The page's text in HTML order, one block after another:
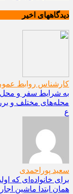
دیدگاههای اخیر
کارشناس روابط
به شرایط سفر و محل
محله‌های مختلف و
ع
سعید پوراحمدی
برای خانواده‌ای که
همان ابتدا ماشین